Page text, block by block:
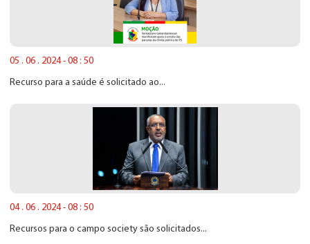
05 . 06 . 2024 - 08 : 50
Recurso para a saúde é solicitado ao...
04 . 06 . 2024 - 08 : 50
Recursos para o campo society são solicitados...